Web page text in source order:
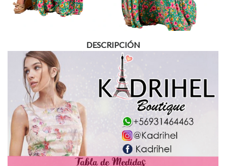
DESCRIPCIÓN